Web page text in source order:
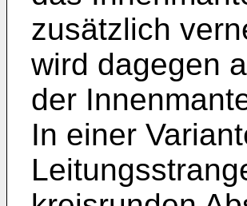
zusätzlich
wird dagegen
der
In einer